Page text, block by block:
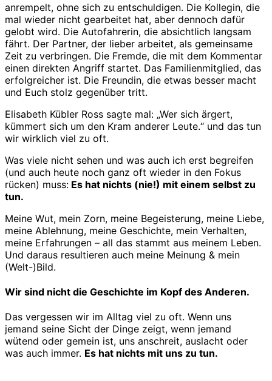
anrempelt, ohne sich zu entschuldigen. Die Kollegin, die
mal wieder nicht gearbeitet hat, aber dennoch dafür
gelobt wird. Die Autofahrerin, die absichtlich langsam
fährt. Der Partner, der lieber arbeitet, als gemeinsame
Zeit zu verbringen. Die Fremde, die mit dem Kommentar
einen direkten Angriff startet. Das Familienmitglied, das
erfolgreicher ist. Die Freundin, die etwas besser macht
und Euch stolz gegenüber tritt.
Elisabeth Kübler Ross sagte mal: „Wer sich ärgert,
kümmert sich um den Kram anderer Leute.“ und das tun
wir wirklich viel zu oft.
Was viele nicht sehen und was auch ich erst begreifen
(und auch heute noch ganz oft wieder in den Fokus
rücken) muss: Es hat nichts (nie!) mit einem selbst zu
tun.
Meine Wut, mein Zorn, meine Begeisterung, meine Liebe,
meine Ablehnung, meine Geschichte, mein Verhalten,
meine Erfahrungen – all das stammt aus meinem Leben.
Und daraus resultieren auch meine Meinung & mein
(Welt-)Bild.
Wir sind nicht die Geschichte im Kopf des Anderen.
Das vergessen wir im Alltag viel zu oft. Wenn uns
jemand seine Sicht der Dinge zeigt, wenn jemand
wütend oder gemein ist, uns anschreit, auslacht oder
was auch immer. Es hat nichts mit uns zu tun.